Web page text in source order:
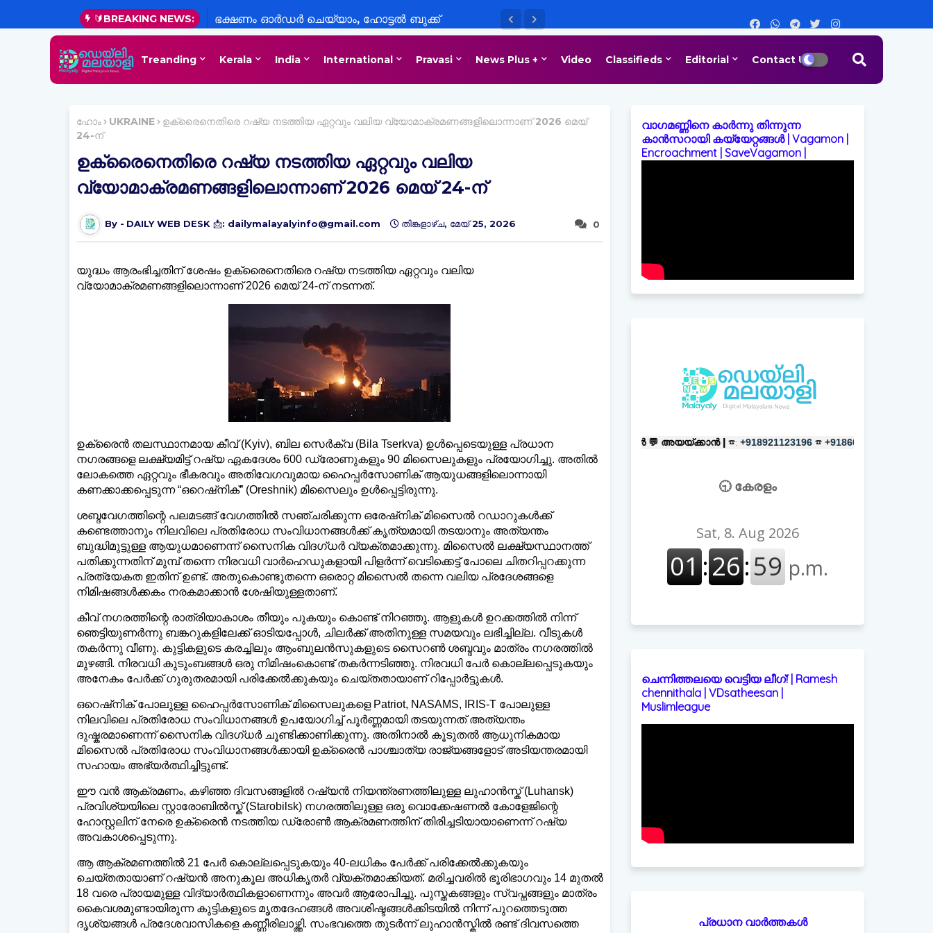
🔰BREAKING NEWS:
ഭക്ഷണം ഓർഡർ ചെയ്യാം, ഹോട്ടൽ ബുക്ക്
ചെയ്യാം;യാത്ര എളുപ്പമാക്കാൻ പുതിയ
ഫീച്ചറുകളുമായി ഗൂഗിൾ മാപ്‌സ്
Treanding Kerala India International Pravasi News Plus + Video Classifieds Editorial Contact Us
ഹോം UKRAINE
ഉക്രൈനെതിരെ റഷ്യ നടത്തിയ ഏറ്റവും വലിയ വ്യോമാക്രമണങ്ങളിലൊന്നാണ് 2026 മെയ്
24-ന്
ഉക്രൈനെതിരെ റഷ്യ നടത്തിയ ഏറ്റവും വലിയ
വ്യോമാക്രമണങ്ങളിലൊന്നാണ് 2026 മെയ് 24-ന്
0
DAILY WEB DESK 📩: dailymalayalyinfo@gmail.com തിങ്കളാഴ്‌ച, മേയ് 25, 2026
യുദ്ധം ആരംഭിച്ചതിന് ശേഷം ഉക്രൈനെതിരെ റഷ്യ നടത്തിയ ഏറ്റവും വലിയ
വ്യോമാക്രമണങ്ങളിലൊന്നാണ് 2026 മെയ് 24-ന് നടന്നത്.
ഉക്രൈൻ തലസ്ഥാനമായ കീവ് (Kyiv), ബില സെർക്വ (Bila Tserkva) ഉൾപ്പെടെയുള്ള പ്രധാന
നഗരങ്ങളെ ലക്ഷ്യമിട്ട് റഷ്യ ഏകദേശം 600 ഡ്രോണുകളും 90 മിസൈലുകളും പ്രയോഗിച്ചു. അതിൽ
ലോകത്തെ ഏറ്റവും ഭീകരവും അതിവേഗവുമായ ഹൈപ്പർസോണിക് ആയുധങ്ങളിലൊന്നായി
കണക്കാക്കപ്പെടുന്ന “ഒറെഷ്നിക്” (Oreshnik) മിസൈലും ഉൾപ്പെട്ടിരുന്നു.
ശബ്ദവേഗത്തിന്റെ പലമടങ്ങ് വേഗത്തിൽ സഞ്ചരിക്കുന്ന ഒരേഷ്നിക് മിസൈൽ റഡാറുകൾക്ക്
കണ്ടെത്താനും നിലവിലെ പ്രതിരോധ സംവിധാനങ്ങൾക്ക് കൃത്യമായി തടയാനും അത്യന്തം
ബുദ്ധിമുട്ടുള്ള ആയുധമാണെന്ന് സൈനിക വിദഗ്ധർ വ്യക്തമാക്കുന്നു. മിസൈൽ ലക്ഷ്യസ്ഥാനത്ത്
പതിക്കുന്നതിന് മുമ്പ് തന്നെ നിരവധി വാർഹെഡുകളായി പിളർന്ന് വെടിക്കെട്ട് പോലെ ചിതറിപ്പറക്കുന്ന
പ്രത്യേകത ഇതിന് ഉണ്ട്. അതുകൊണ്ടുതന്നെ ഒരൊറ്റ മിസൈൽ തന്നെ വലിയ പ്രദേശങ്ങളെ
നിമിഷങ്ങൾക്കകം നരകമാക്കാൻ ശേഷിയുള്ളതാണ്.
കീവ് നഗരത്തിന്റെ രാത്രിയാകാശം തീയും പുകയും കൊണ്ട് നിറഞ്ഞു. ആളുകൾ ഉറക്കത്തിൽ നിന്ന്
ഞെട്ടിയുണർന്നു ബങ്കറുകളിലേക്ക് ഓടിയപ്പോൾ, ചിലർക്ക് അതിനുള്ള സമയവും ലഭിച്ചില്ല. വീടുകൾ
തകർന്നു വീണു. കുട്ടികളുടെ കരച്ചിലും ആംബുലൻസുകളുടെ സൈറൺ ശബ്ദവും മാത്രം നഗരത്തിൽ
മുഴങ്ങി. നിരവധി കുടുംബങ്ങൾ ഒരു നിമിഷംകൊണ്ട് തകർന്നടിഞ്ഞു. നിരവധി പേർ കൊല്ലപ്പെടുകയും
അനേകം പേർക്ക് ഗുരുതരമായി പരിക്കേൽക്കുകയും ചെയ്തതായാണ് റിപ്പോർട്ടുകൾ.
ഒറെഷ്നിക് പോലുള്ള ഹൈപ്പർസോണിക് മിസൈലുകളെ Patriot, NASAMS, IRIS-T പോലുള്ള
നിലവിലെ പ്രതിരോധ സംവിധാനങ്ങൾ ഉപയോഗിച്ച് പൂർണ്ണമായി തടയുന്നത് അത്യന്തം
ദുഷ്കരമാണെന്ന് സൈനിക വിദഗ്ധർ ചൂണ്ടിക്കാണിക്കുന്നു. അതിനാൽ കൂടുതൽ ആധുനികമായ
മിസൈൽ പ്രതിരോധ സംവിധാനങ്ങൾക്കായി ഉക്രൈൻ പാശ്ചാത്യ രാജ്യങ്ങളോട് അടിയന്തരമായി
സഹായം അഭ്യർത്ഥിച്ചിട്ടുണ്ട്.
ഈ വൻ ആക്രമണം, കഴിഞ്ഞ ദിവസങ്ങളിൽ റഷ്യൻ നിയന്ത്രണത്തിലുള്ള ലുഹാൻസ്ക് (Luhansk)
പ്രവിശ്യയിലെ സ്റ്റാരോബിൽസ്ക് (Starobilsk) നഗരത്തിലുള്ള ഒരു വൊക്കേഷണൽ കോളേജിന്റെ
ഹോസ്റ്റലിന് നേരെ ഉക്രൈൻ നടത്തിയ ഡ്രോൺ ആക്രമണത്തിന് തിരിച്ചടിയായാണെന്ന് റഷ്യ
അവകാശപ്പെടുന്നു.
ആ ആക്രമണത്തിൽ 21 പേർ കൊല്ലപ്പെടുകയും 40-ലധികം പേർക്ക് പരിക്കേൽക്കുകയും
ചെയ്തതായാണ് റഷ്യൻ അനുകൂല അധികൃതർ വ്യക്തമാക്കിയത്. മരിച്ചവരിൽ ഭൂരിഭാഗവും 14 മുതൽ
18 വരെ പ്രായമുള്ള വിദ്യാർത്ഥികളാണെന്നും അവർ ആരോപിച്ചു. പുസ്തകങ്ങളും സ്വപ്നങ്ങളും മാത്രം
കൈവശമുണ്ടായിരുന്ന കുട്ടികളുടെ മൃതദേഹങ്ങൾ അവശിഷ്ടങ്ങൾക്കിടയിൽ നിന്ന് പുറത്തെടുത്ത
ദൃശ്യങ്ങൾ പ്രദേശവാസികളെ കണ്ണീരിലാഴ്ത്തി. സംഭവത്തെ തുടർന്ന് ലുഹാൻസ്കിൽ രണ്ട് ദിവസത്തെ
വാഗമണ്ണിനെ കാർന്നു തിന്നുന്ന
കാൻസറായി കയ്യേറ്റങ്ങൾ | Vagamon |
Encroachment | SaveVagamon |
ഡെയ്‌ലി മലയാളി ന്യൂസ്, www.dailymalayaly.com വാർത്തകൾ 💬 അയയ്ക്കാൻ | ☎: +918921123196 ☎ +918606657037 പരസ്യങ്ങൾക്ക്
🕤 കേരളം
ചെന്നിത്തലയെ വെട്ടിയ ലീഗ്! | Ramesh
chennithala | VDsatheesan |
Muslimleague
പ്രധാന വാർത്തകൾ